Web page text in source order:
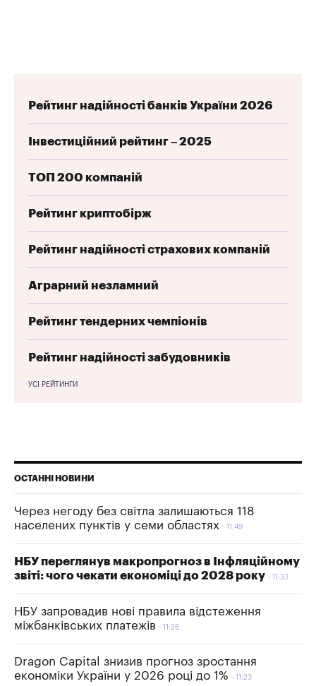
Рейтинг надійності банків України 2026
Інвестиційний рейтинг – 2025
ТОП 200 компаній
Рейтинг криптобірж
Рейтинг надійності страхових компаній
Аграрний незламний
Рейтинг тендерних чемпіонів
Рейтинг надійності забудовників
УСІ РЕЙТИНГИ
ОСТАННІ НОВИНИ
Через негоду без світла залишаються 118
населених пунктів у семи областях
11:49
НБУ переглянув макропрогноз в Інфляційному
звіті: чого чекати економіці до 2028 року
11:33
НБУ запровадив нові правила відстеження
міжбанківських платежів
11:26
Dragon Capital знизив прогноз зростання
економіки України у 2026 році до 1%
11:23